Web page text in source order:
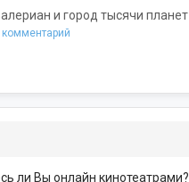
и город тысячи планет
комментарий
ли Вы онлайн кинотеатрами?